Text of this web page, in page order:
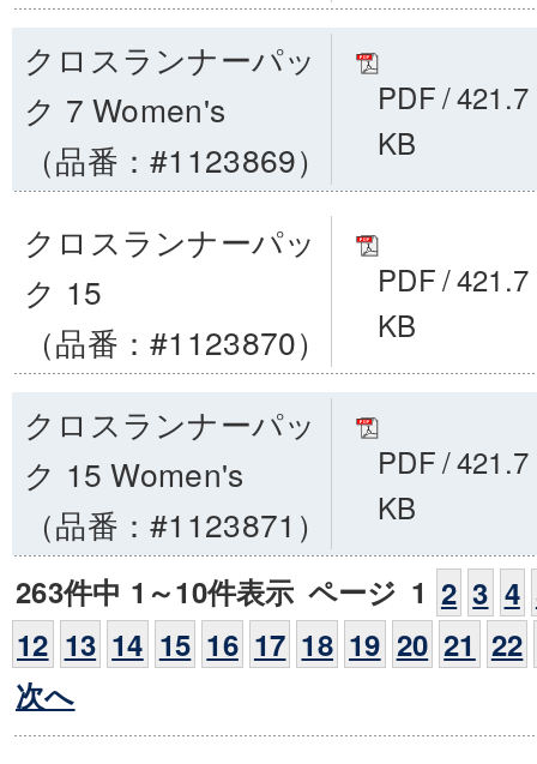
クロスランナーパッ
ク 7 Women's
（品番：#1123869）
PDF/421.7
KB
クロスランナーパッ
ク 15
（品番：#1123870）
PDF/421.7
KB
クロスランナーパッ
ク 15 Women's
（品番：#1123871）
PDF/421.7
KB
263件中 1～10件表示 ページ 1 2 3 4
12 13 14 15 16 17 18 19 20 21 22
次へ